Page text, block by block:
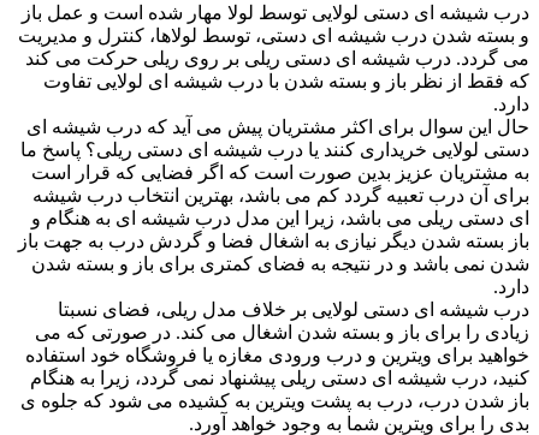
درب شیشه ای دستی لولایی توسط لولا مهار شده است و عمل باز
و بسته شدن درب شیشه ای دستی، توسط لولاها، کنترل و مدیریت
می گردد. درب شیشه ای دستی ریلی بر روی ریلی حرکت می کند
که فقط از نظر باز و بسته شدن با درب شیشه ای لولایی تفاوت
دارد.
حال این سوال برای اکثر مشتریان پیش می آید که درب شیشه ای
دستی لولایی خریداری کنند یا درب شیشه ای دستی ریلی؟ پاسخ ما
به مشتریان عزیز بدین صورت است که اگر فضایی که قرار است
برای آن درب تعبیه گردد کم می باشد، بهترین انتخاب درب شیشه
ای دستی ریلی می باشد، زیرا این مدل درب شیشه ای به هنگام و
باز بسته شدن دیگر نیازی به اشغال فضا و گردش درب به جهت باز
شدن نمی باشد و در نتیجه به فضای کمتری برای باز و بسته شدن
دارد.
درب شیشه ای دستی لولایی بر خلاف مدل ریلی، فضای نسبتا
زیادی را برای باز و بسته شدن اشغال می کند. در صورتی که می
خواهید برای ویترین و درب ورودی مغازه یا فروشگاه خود استفاده
کنید، درب شیشه ای دستی ریلی پیشنهاد نمی گردد، زیرا به هنگام
باز شدن درب، درب به پشت ویترین به کشیده می شود که جلوه ی
بدی را برای ویترین شما به وجود خواهد آورد.